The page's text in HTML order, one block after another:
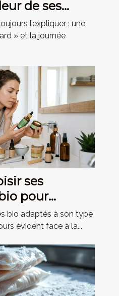
de ses
l’expliquer : une
» et la journée
ses
pour
de peau ?
bio adaptés à son type
évident face à la...